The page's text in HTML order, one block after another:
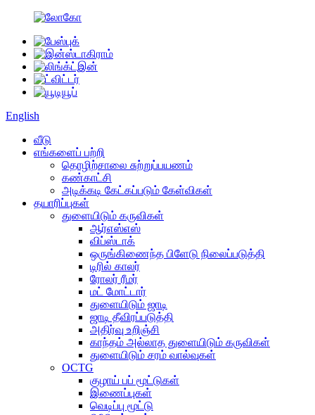
English
வீடு
எங்களைப் பற்றி
தொழிற்சாலை சுற்றுப்பயணம்
கண்காட்சி
அடிக்கடி கேட்கப்படும் கேள்விகள்
தயாரிப்புகள்
துளையிடும் கருவிகள்
ஆர்எஸ்எஸ்
விப்ஸ்டாக்
ஒருங்கிணைந்த பிளேடு நிலைப்படுத்தி
டிரில் காலர்
ரோலர் ரீமர்
மட் மோட்டார்
துளையிடும் ஜாடி
ஜாடி தீவிரப்படுத்தி
அதிர்வு உறிஞ்சி
காந்தம் அல்லாத துளையிடும் கருவிகள்
துளையிடும் சரம் வால்வுகள்
OCTG
குழாய் பப் மூட்டுகள்
இணைப்புகள்
வெடிப்பு மூட்டு